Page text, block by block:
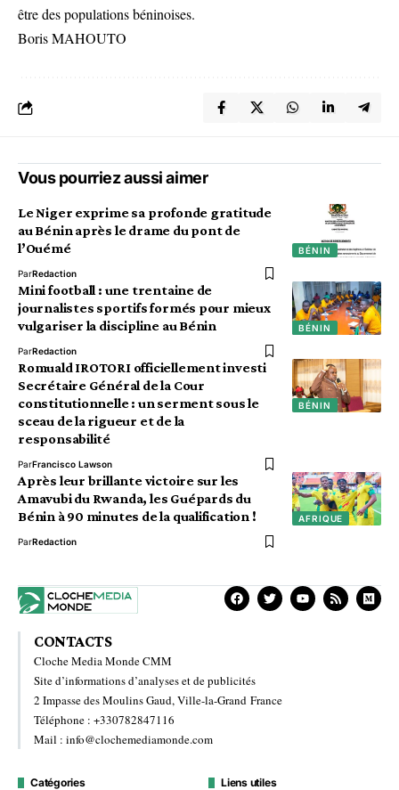
être des populations béninoises.
Boris MAHOUTO
Vous pourriez aussi aimer
BÉNIN
Le Niger exprime sa profonde gratitude
au Bénin après le drame du pont de
l’Ouémé
ParRedaction
BÉNIN
Mini football : une trentaine de
journalistes sportifs formés pour mieux
vulgariser la discipline au Bénin
ParRedaction
BÉNIN
Romuald IROTORI officiellement investi
Secrétaire Général de la Cour
constitutionnelle : un serment sous le
sceau de la rigueur et de la
responsabilité
ParFrancisco Lawson
AFRIQUE
Après leur brillante victoire sur les
Amavubi du Rwanda, les Guépards du
Bénin à 90 minutes de la qualification !
ParRedaction
CONTACTS
Cloche Media Monde CMM
Site d’informations d’analyses et de publicités
2 Impasse des Moulins Gaud, Ville-la-Grand France
Téléphone : +330782847116
Mail : info@clochemediamonde.com
Catégories Liens utiles